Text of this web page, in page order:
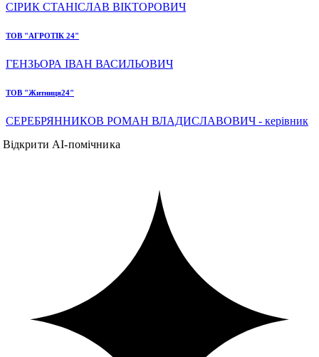
СІРИК СТАНІСЛАВ ВІКТОРОВИЧ
ТОВ "АГРОТІК 24"
ГЕНЗЬОРА ІВАН ВАСИЛЬОВИЧ
ТОВ "Житниця24"
СЕРЕБРЯННИКОВ РОМАН ВЛАДИСЛАВОВИЧ - керівник
Відкрити AI-помічника